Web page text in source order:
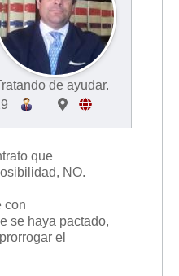
de ayudar.
que
NO.
con
se haya pactado,
el